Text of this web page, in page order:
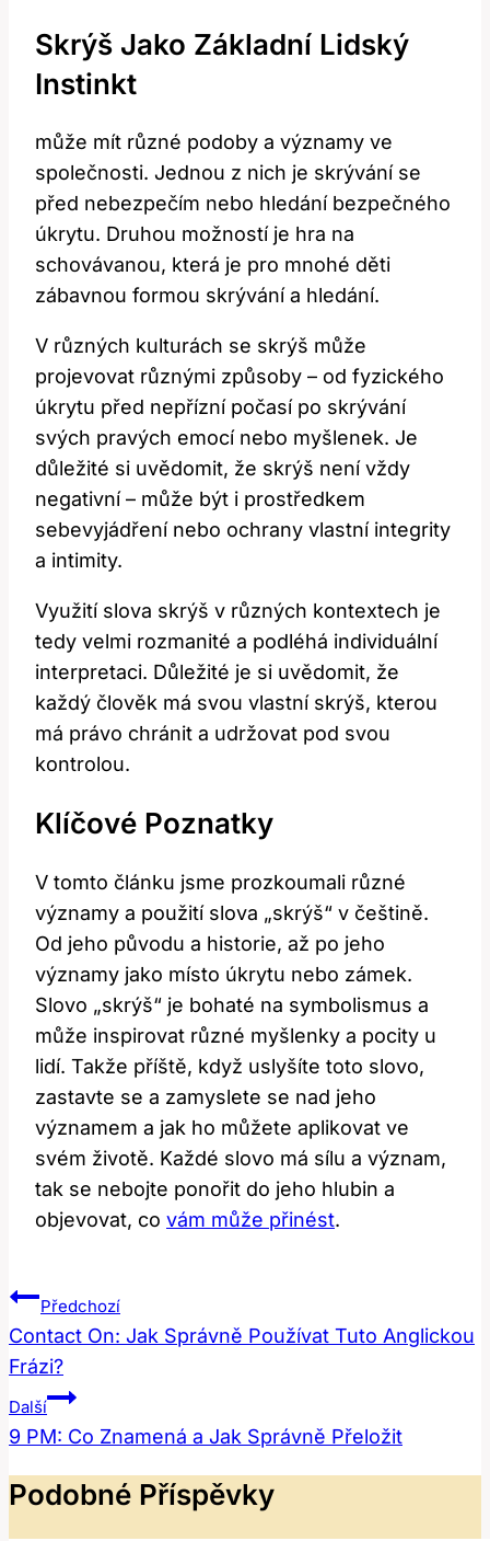
Skrýš Jako Základní Lidský
Instinkt
může mít různé podoby a významy ve
společnosti. Jednou z nich je skrývání se
před nebezpečím nebo hledání bezpečného
úkrytu. Druhou možností je hra na
schovávanou, která je pro mnohé děti
zábavnou formou skrývání a hledání.
V různých kulturách se skrýš může
projevovat různými způsoby – od fyzického
úkrytu před nepřízní počasí po skrývání
svých pravých emocí nebo myšlenek. Je
důležité si uvědomit, že skrýš není vždy
negativní – může být i prostředkem
sebevyjádření nebo ochrany vlastní integrity
a intimity.
Využití slova skrýš v různých kontextech je
tedy velmi rozmanité a podléhá individuální
interpretaci. Důležité je si uvědomit, že
každý člověk má svou vlastní skrýš, kterou
má právo chránit a udržovat pod svou
kontrolou.
Klíčové Poznatky
V tomto článku jsme prozkoumali různé
významy a použití slova „skrýš“ v češtině.
Od jeho původu a historie, až po jeho
významy jako místo úkrytu nebo zámek.
Slovo „skrýš“ je bohaté na symbolismus a
může inspirovat různé myšlenky a pocity u
lidí. Takže příště, když uslyšíte toto slovo,
zastavte se a zamyslete se nad jeho
významem a jak ho můžete aplikovat ve
svém životě. Každé slovo má sílu a význam,
tak se nebojte ponořit do jeho hlubin a
objevovat, co vám může přinést.
Navigace
Pro
Příspěvek
Předchozí
Contact On: Jak Správně Používat Tuto Anglickou
Frázi?
Další
9 PM: Co Znamená a Jak Správně Přeložit
Podobné Příspěvky